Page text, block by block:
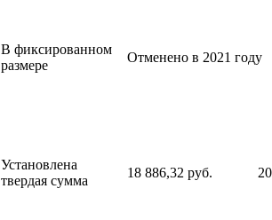
В фиксированном
размере
Отменено в 2021 году
Установлена
твердая сумма
18 886,32 руб.